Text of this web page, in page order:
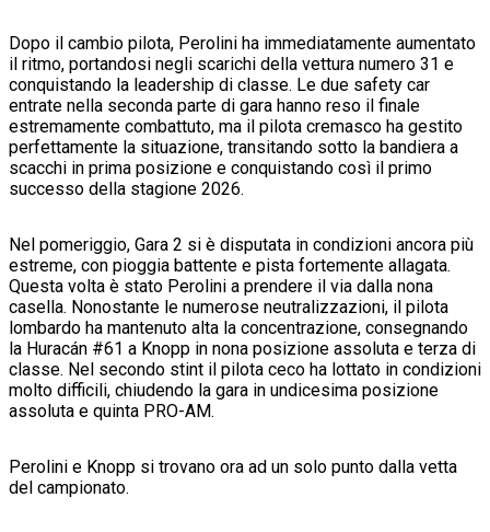
Dopo il cambio pilota, Perolini ha immediatamente aumentato
il ritmo, portandosi negli scarichi della vettura numero 31 e
conquistando la leadership di classe. Le due safety car
entrate nella seconda parte di gara hanno reso il finale
estremamente combattuto, ma il pilota cremasco ha gestito
perfettamente la situazione, transitando sotto la bandiera a
scacchi in prima posizione e conquistando così il primo
successo della stagione 2026.
Nel pomeriggio, Gara 2 si è disputata in condizioni ancora più
estreme, con pioggia battente e pista fortemente allagata.
Questa volta è stato Perolini a prendere il via dalla nona
casella. Nonostante le numerose neutralizzazioni, il pilota
lombardo ha mantenuto alta la concentrazione, consegnando
la Huracán #61 a Knopp in nona posizione assoluta e terza di
classe. Nel secondo stint il pilota ceco ha lottato in condizioni
molto difficili, chiudendo la gara in undicesima posizione
assoluta e quinta PRO-AM.
Perolini e Knopp si trovano ora ad un solo punto dalla vetta
del campionato.